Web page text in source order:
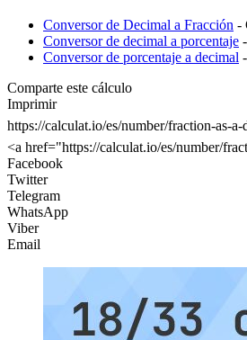
Conversor de Decimal a Fracción -
Conversor de decimal a porcentaje
Conversor de porcentaje a decimal
Comparte este cálculo
Imprimir
https://calculat.io/es/number/fraction-as-
<a href="https://calculat.io/es/number/
Facebook
Twitter
Telegram
WhatsApp
Viber
Email